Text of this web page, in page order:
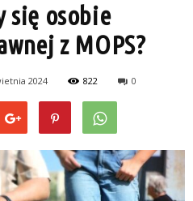
się osobie
z MOPS?
2024 822 0